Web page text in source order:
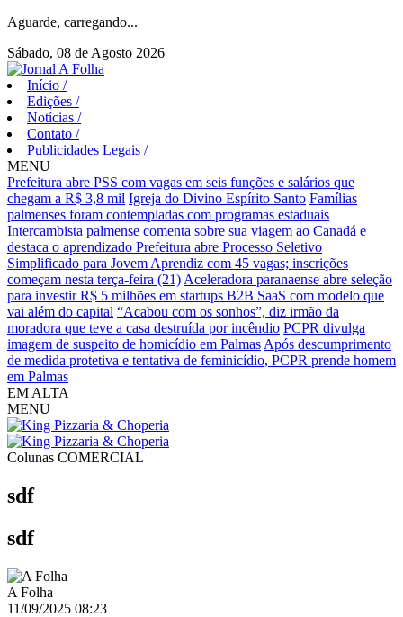
Aguarde, carregando...
Sábado, 08 de Agosto 2026
Início /
Edições /
Notícias /
Contato /
Publicidades Legais /
MENU
Prefeitura abre PSS com vagas em seis funções e salários que
chegam a R$ 3,8 mil Igreja do Divino Espírito Santo Famílias
palmenses foram contempladas com programas estaduais
Intercambista palmense comenta sobre sua viagem ao Canadá e
destaca o aprendizado Prefeitura abre Processo Seletivo
Simplificado para Jovem Aprendiz com 45 vagas; inscrições
começam nesta terça-feira (21) Aceleradora paranaense abre seleção
para investir R$ 5 milhões em startups B2B SaaS com modelo que
vai além do capital “Acabou com os sonhos”, diz irmão da
moradora que teve a casa destruída por incêndio PCPR divulga
imagem de suspeito de homicídio em Palmas Após descumprimento
de medida protetiva e tentativa de feminicídio, PCPR prende homem
em Palmas
EM ALTA
MENU
Colunas COMERCIAL
sdf
sdf
A Folha
11/09/2025 08:23